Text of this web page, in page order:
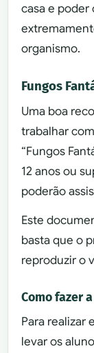
casa e poder
organismo.
Fungos
Uma boa
trabalhar
“Fungos
12 anos ou
poderão
Este
basta que o
reproduzir o
Como fazer
Para realizar
levar os